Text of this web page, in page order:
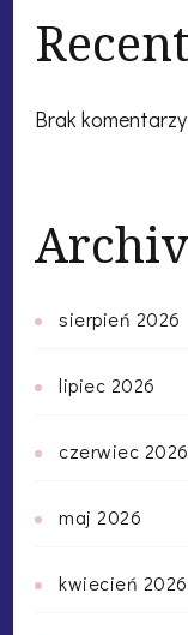
Brak
sierpień 2026
lipiec 2026
czerwiec 2026
maj 2026
kwiecień 2026